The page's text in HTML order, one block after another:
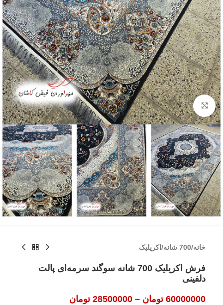
بزرگنمایی تصویر
خانه/700 شانه /اکریلیک
فرش اکریلیک 700 شانه سوگند سرمه‌ای پالت
دلفینی
60000000 تومان –
28500000 تومان